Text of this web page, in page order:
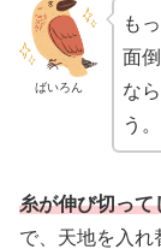
ばいろん
も
面
な
う。
糸が伸び切って
で、天地を入れ